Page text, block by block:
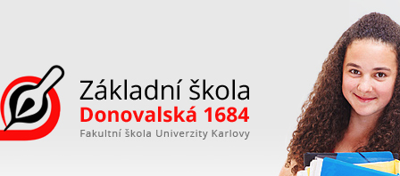
ZŠ Donovalská